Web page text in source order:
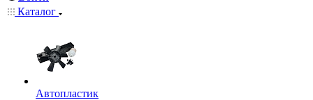
Каталог
Автопластик